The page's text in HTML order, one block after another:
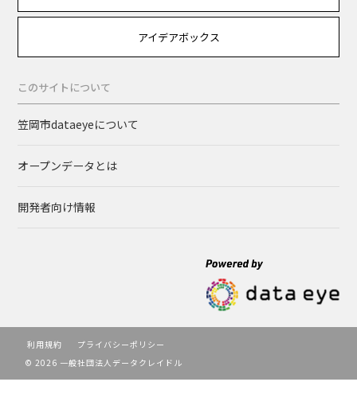
アイデアボックス
このサイトについて
笠岡市dataeyeについて
オープンデータとは
開発者向け情報
利用規約
プライバシーポリシー
© 2026 一般社団法人データクレイドル